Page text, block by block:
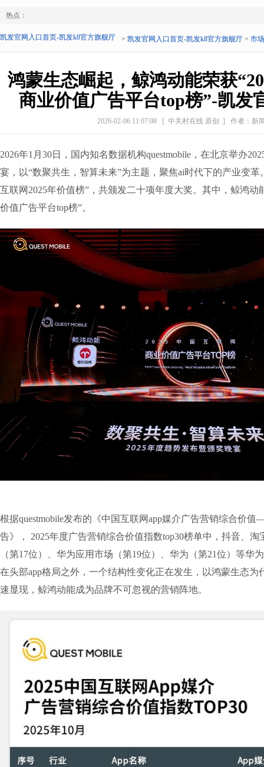
热点：
凯发官网入口首页-凯发k8官方旗舰厅 > 凯发官网入口首页-凯发k8官方旗舰厅 > 市场
鸿蒙生态崛起，鲸鸿动能荣获
商业价值广告平台top榜”-凯发
2026-02-06 11:07:08 [ 中关村在线 原创 ] 作者：新
2026年1月30日，国内知名数据机构questmobile，在北京举办
宴，以“数聚共生，智算未来”为主题，聚焦ai时代下的产业变
互联网2025年价值榜”，共颁发二十项年度大奖。其中，鲸鸿动
价值广告平台top榜”。
根据questmobile发布的《中国互联网app媒介广告营销综合价
告》， 2025年度广告营销综合价值指数top30榜单中，抖音、
（第17位）、华为应用市场（第19位）、华为（第21位）等华
在头部app格局之外，一个结构性变化正在发生，以鸿蒙生态为
速显现，鲸鸿动能成为品牌不可忽视的营销阵地。